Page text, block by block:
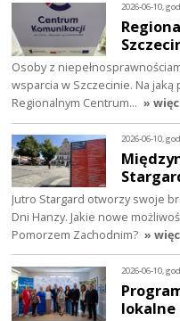
2026-06-10,
Osoby z
wsparcia w Szczecinie. Na jaką
Regionalnym Centrum… »
2026-06-10,
Jutro Stargard otworzy swoje
Dni Hanzy. Jakie nowe
Pomorzem Zachodnim? »
2026-06-10,